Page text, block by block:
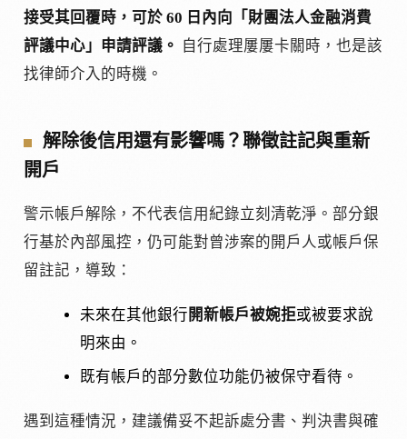
接受其回覆時，可於 60 日內向「財團法人金融消費
評議中心」申請評議。
自行處理屢屢卡關時，也是該
找律師介入的時機。
解除後信用還有影響嗎？聯徵註記與重新
開戶
警示帳戶解除，不代表信用紀錄立刻清乾淨。部分銀
行基於內部風控，仍可能對曾涉案的開戶人或帳戶保
留註記，導致：
未來在其他銀行 開新帳戶被婉拒或被要求說
明來由。
既有帳戶的部分數位功能仍被保守看待。
遇到這種情況，建議備妥不起訴處分書、判決書與確